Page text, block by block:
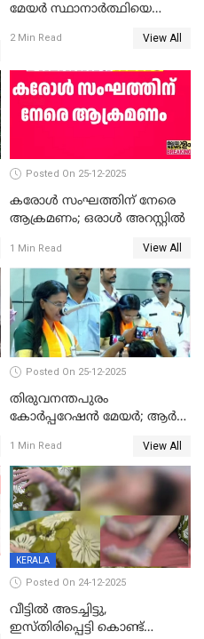
മേയർ സ്ഥാനാർത്ഥിയെ
2 Min Read View All
Posted On 25-12-2025
കരോള്‍ സംഘത്തിന് നേരെ
ആക്രമണം; ഒരാള്‍ അറസ്റ്റില്‍
1 Min Read View All
Posted On 25-12-2025
തിരുവനന്തപുരം
കോര്‍പ്പറേഷന്‍ മേയർ; ആര്‍
1 Min Read View All
KERALA
Posted On 24-12-2025
വീട്ടിൽ അടച്ചിട്ടു,
ഇസ്തിരിപ്പെട്ടി കൊണ്ട്